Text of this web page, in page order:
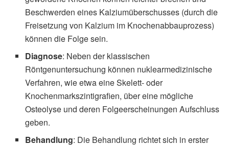
Beschwerden eines Kalziumüberschusses (durch die
Freisetzung von Kalzium im Knochenabbauprozess)
können die Folge sein.
Diagnose: Neben der klassischen
Röntgenuntersuchung können nuklearmedizinische
Verfahren, wie etwa eine Skelett- oder
Knochenmarkszintigrafien, über eine mögliche
Osteolyse und deren Folgeerscheinungen Aufschluss
geben.
Behandlung: Die Behandlung richtet sich in erster